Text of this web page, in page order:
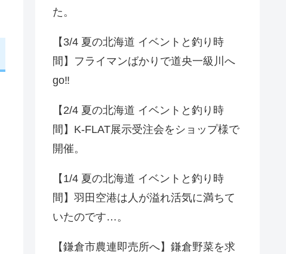
た。
【3/4 夏の北海道 イベントと釣り時
間】フライマンばかりで道央一級川へ
go‼️
【2/4 夏の北海道 イベントと釣り時
間】K-FLAT展示受注会をショップ様で
開催。
【1/4 夏の北海道 イベントと釣り時
間】羽田空港は人が溢れ活気に満ちて
いたのです…。
【鎌倉市農連即売所へ】鎌倉野菜を求